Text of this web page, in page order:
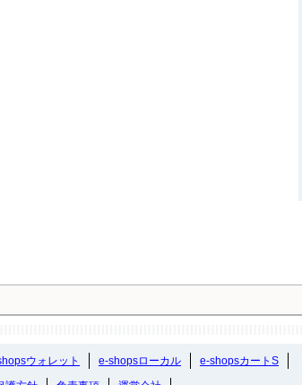
ウォレット e-shopsローカル
e-shopsカートS